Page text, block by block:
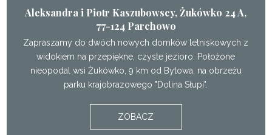
Aleksandra i Piotr Kaszubowscy, Żukówko 24 A,
77-124 Parchowo
Zapraszamy do dwóch nowych domków letniskowych z
widokiem na przepiękne, czyste jezioro. Położone
nieopodal wsi Żukówko, 9 km od Bytowa, na obrzeżu
parku krajobrazowego "Dolina Słupi".
ZOBACZ